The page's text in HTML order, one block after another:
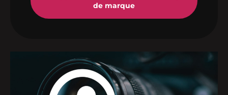
de marque